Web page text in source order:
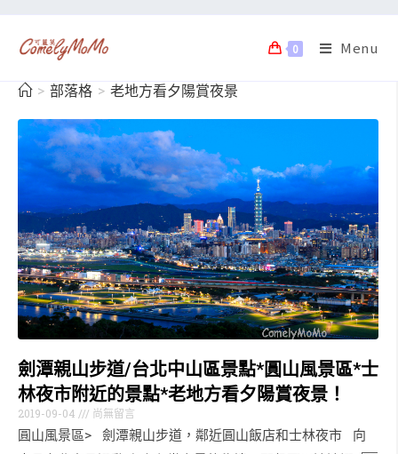
0 Menu
> 部落格 > 老地方看夕陽賞夜景
劍潭親山步道/台北中山區景點*圓山風景區*士
林夜市附近的景點*老地方看夕陽賞夜景！
2019-09-04 尚無留言
圓山風景區> 劍潭親山步道，鄰近圓山飯店和士林夜市 向